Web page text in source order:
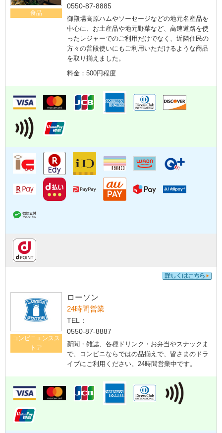
食品
0550-87-8885
御殿場高原ハムやソーセージなどの地元名産品を
中心に、お土産品や地元野菜など、高速道路を使
ったレジャーでのご利用だけでなく、近隣住民の
方々の普段使いにもご利用いただけるような商品
を取り揃えました。
料金：500円程度
コンビニエンスス
トア
ローソン
24時間営業
TEL：
0550-87-8887
新聞・雑誌、各種ドリンク・お弁当やスナックま
で、コンビニならではの品揃えで、皆さまのドラ
イブにご利用ください。24時間営業中です。